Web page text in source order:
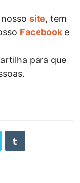
site, tem
Facebook e
para que